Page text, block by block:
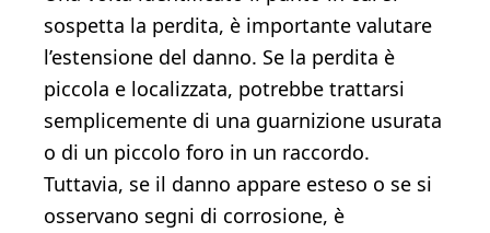
sospetta la perdita, è importante valutare
l’estensione del danno. Se la perdita è
piccola e localizzata, potrebbe trattarsi
semplicemente di una guarnizione usurata
o di un piccolo foro in un raccordo.
Tuttavia, se il danno appare esteso o se si
osservano segni di corrosione, è